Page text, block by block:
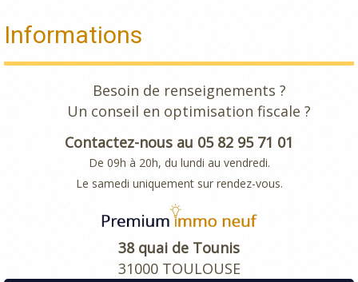
Informations
Besoin de renseignements ?
Un conseil en optimisation fiscale ?
Contactez-nous au 05 82 95 71 01
De 09h à 20h, du lundi au vendredi.
Le samedi uniquement sur rendez-vous.
38 quai de Tounis
31000 TOULOUSE